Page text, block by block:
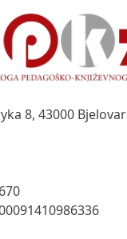
8, 43000 Bjelovar